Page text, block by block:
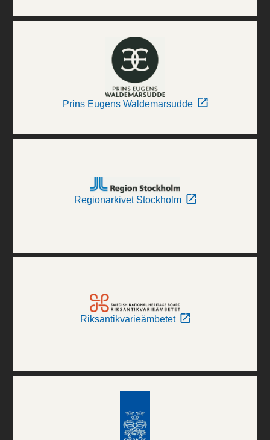
Prins Eugens Waldemarsudde
Regionarkivet Stockholm
Riksantikvarieämbetet